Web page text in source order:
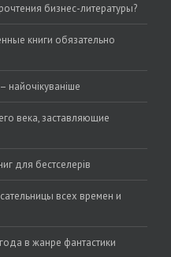
бизнес-литературы?
книги обязательно
найочікуваніше
века, заставляющие
для бестселерів
всех времен и
в жанре фантастики